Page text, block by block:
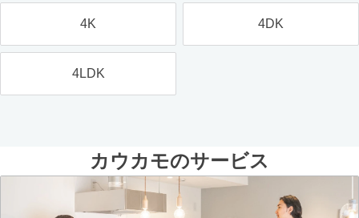
4K 4DK
4LDK
カウカモのサービス